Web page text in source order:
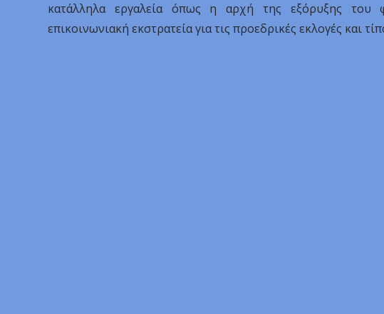
κατάλληλα εργαλεία όπως η αρχή της εξόρυξης του
επικοινωνιακή εκστρατεία για τις προεδρικές εκλογές και